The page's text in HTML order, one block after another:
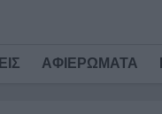
ΑΦΙΕΡΩΜΑΤΑ